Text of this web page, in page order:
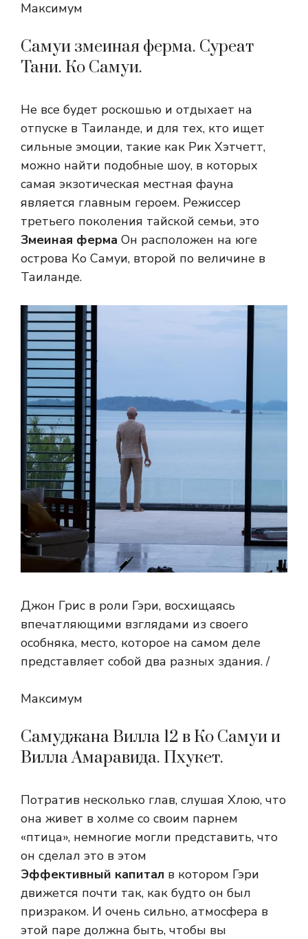
Максимум
Самуи змеиная ферма. Суреат
Тани. Ко Самуи.
Не все будет роскошью и отдыхает на
отпуске в Таиланде, и для тех, кто ищет
сильные эмоции, такие как Рик Хэтчетт,
можно найти подобные шоу, в которых
самая экзотическая местная фауна
является главным героем. Режиссер
третьего поколения тайской семьи, это
Змеиная ферма Он расположен на юге
острова Ко Самуи, второй по величине в
Таиланде.
Джон Грис в роли Гэри, восхищаясь
впечатляющими взглядами из своего
особняка, место, которое на самом деле
представляет собой два разных здания. /
Максимум
Самуджана Вилла 12 в Ко Самуи и
Вилла Амаравида. Пхукет.
Потратив несколько глав, слушая Хлою, что
она живет в холме со своим парнем
«птица», немногие могли представить, что
он сделал это в этом
Эффективный капитал в котором Гэри
движется почти так, как будто он был
призраком. И очень сильно, атмосфера в
этой паре должна быть, чтобы вы